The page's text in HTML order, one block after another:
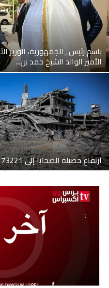
باسم رئيس_الجمهورية،
الأمير الوالد الشيخ حمد بن...
ارتفاع حصيلة الضحايا إلى 73221 شهداء و173643 مصابا